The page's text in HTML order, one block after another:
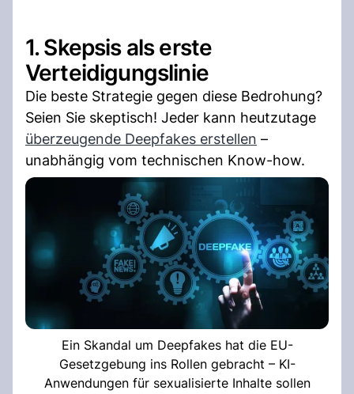
1. Skepsis als erste
Verteidigungslinie
Die beste Strategie gegen diese Bedrohung?
Seien Sie skeptisch! Jeder kann heutzutage
überzeugende Deepfakes erstellen –
unabhängig vom technischen Know-how.
Ein Skandal um Deepfakes hat die EU-
Gesetzgebung ins Rollen gebracht – KI-
Anwendungen für sexualisierte Inhalte sollen